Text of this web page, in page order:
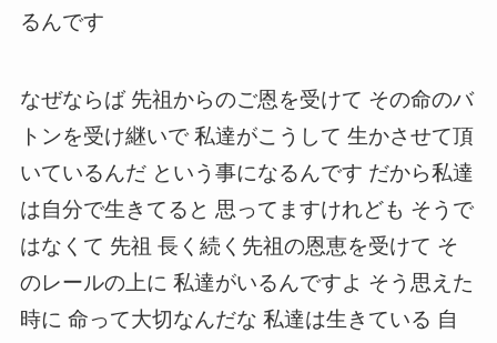
るんです
なぜならば 先祖からのご恩を受けて その命のバ
トンを受け継いで 私達がこうして 生かさせて頂
いているんだ という事になるんです だから私達
は自分で生きてると 思ってますけれども そうで
はなくて 先祖 長く続く先祖の恩恵を受けて そ
のレールの上に 私達がいるんですよ そう思えた
時に 命って大切なんだな 私達は生きている 自